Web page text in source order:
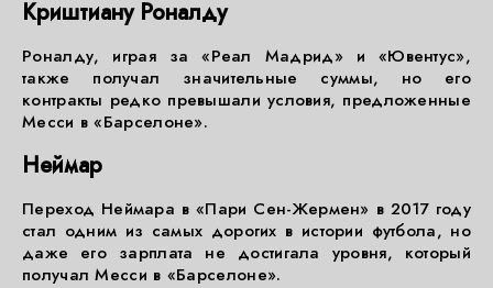
Криштиану Роналду
Роналду, играя за «Реал Мадрид» и «Ювентус»,
также получал значительные суммы, но его
контракты редко превышали условия, предложенные
Месси в «Барселоне».
Неймар
Переход Неймара в «Пари Сен-Жермен» в 2017 году
стал одним из самых дорогих в истории футбола, но
даже его зарплата не достигала уровня, который
получал Месси в «Барселоне».